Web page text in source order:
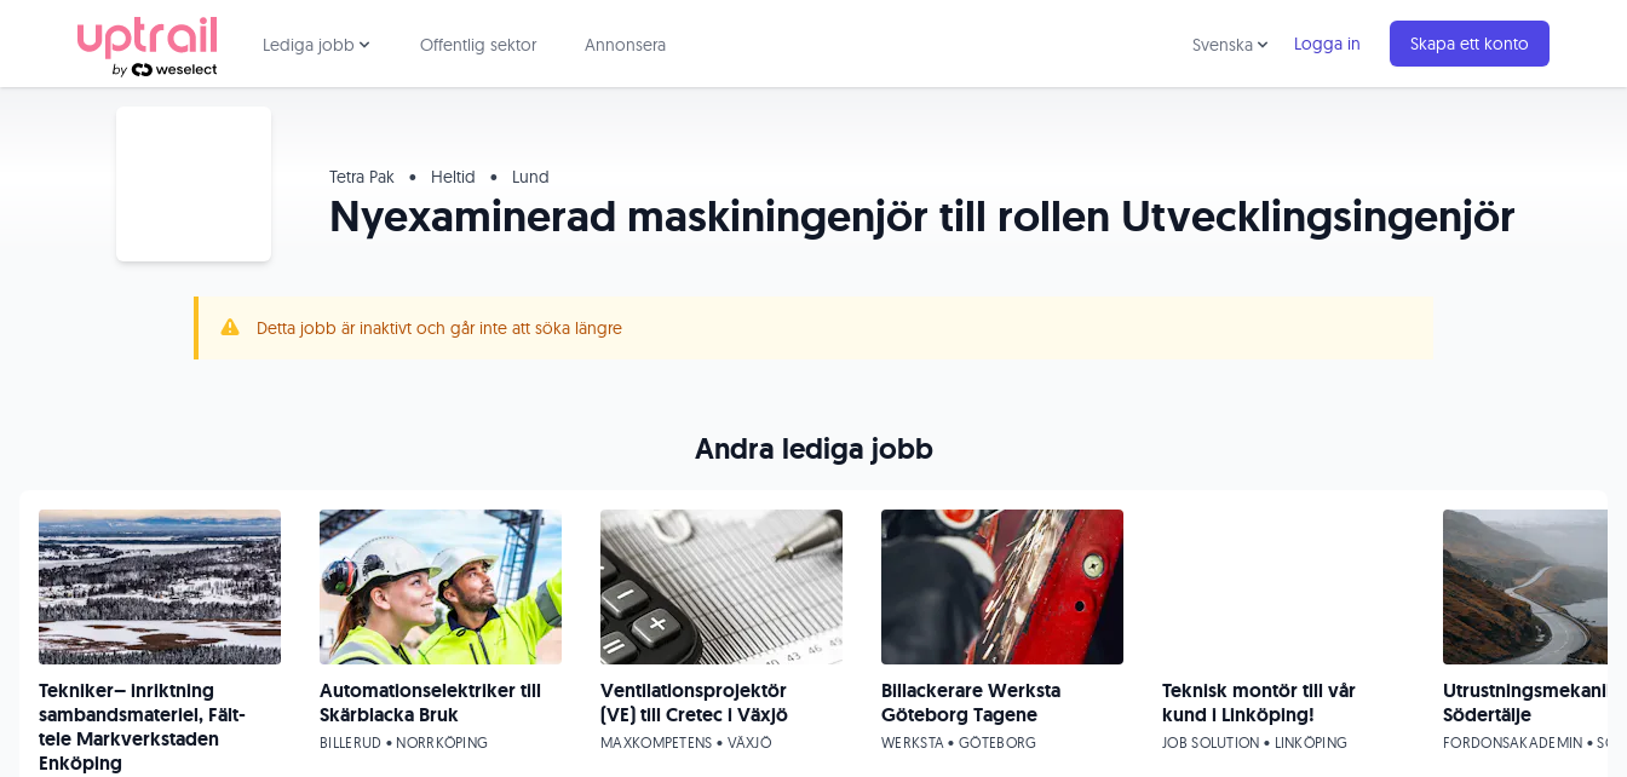
Lediga jobb Offentlig sektor Annonsera Svenska Logga in Skapa ett konto
Tetra Pak • Heltid • Lund
Nyexaminerad maskiningenjör till rollen Utvecklingsingenjör
Detta jobb är inaktivt och går inte att söka längre
Andra lediga jobb
Tekniker– inriktning
sambandsmateriel, Fält-
tele Markverkstaden
Enköping
Automationselektriker till
Skärblacka Bruk
BILLERUD • NORRKÖPING
Ventilationsprojektör
(VE) till Cretec i Växjö
MAXKOMPETENS • VÄXJÖ
Billackerare Werksta
Göteborg Tagene
WERKSTA • GÖTEBORG
Teknisk montör till vår
kund i Linköping!
JOB SOLUTION • LINKÖPING
Södertälje
FORDONSAKADEMIN •